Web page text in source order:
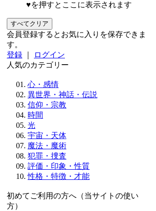
♥を押すとここに表示されます
すべてクリア
会員登録するとお気に入りを保存できま
す。
登録
ログイン
人気のカテゴリー
心・感情
異世界・神話・伝説
信仰・宗教
時間
光
宇宙・天体
魔法・魔術
犯罪・捜査
評価・印象・性質
性格・特徴・才能
初めてご利用の方へ（当サイトの使い
方）